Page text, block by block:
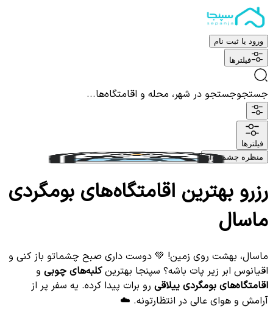
ورود یا ثبت نام
فیلترها
جستجوجستجو در شهر، محله و اقامتگاه‌ها...
فیلترها
منظره چشم نواز
رزرو بهترین اقامتگاه‌های بومگردی
ماسال
ماسال، بهشت روی زمین! 💚 دوست داری صبح چشماتو باز کنی و
اقیانوس ابر زیر پات باشه؟ سپنجا بهترینکلبه‌های چوبی و
اقامتگاه‌های بومگردی ییلاقی رو برات پیدا کرده. یه سفر پر از
آرامش و هوای عالی در انتظارتونه. ☁️